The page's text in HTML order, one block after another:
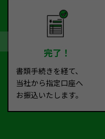
完了！
書類手続きを経て、
当社から指定口座へ
お振込いたします。